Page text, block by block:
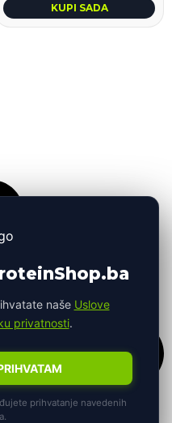
KUPI SADA
naše Uslove
privatnosti.
prihvatanje navedenih